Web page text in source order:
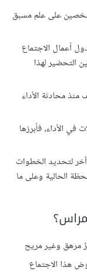
على علم مسبق
أعمال الاجتماع
التحضير لهذا
محادثة الأداء
الأداء، فأبرزها
لتحديد الخطوات
الحالية وعلى ما
مرهق وغير مريح
هذا الاجتماع